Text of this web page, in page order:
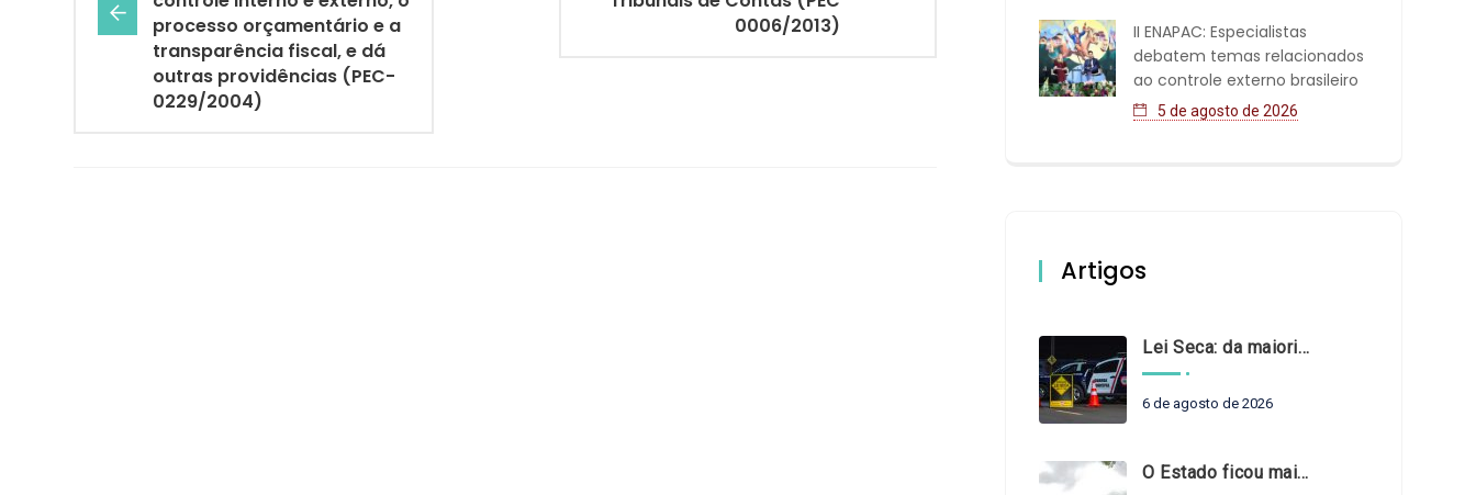
processo orçamentário e a
transparência fiscal, e dá
outras providências (PEC-
0229/2004)
0006/2013)
II ENAPAC: Especialistas
debatem temas relacionados
ao controle externo brasileiro
5 de agosto de 2026
Artigos
Lei Seca: da maioridade à maturidade
6 de agosto de 2026
O Estado ficou mais complexo. O controle precisa acompanhar